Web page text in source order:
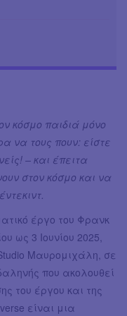
κόσμο παιδιά μόνο
να τους πουν: είστε
– και έπειτα
στον κόσμο και να
έργο του Φρανκ
ως 3 Ιουνίου 2025,
Μαυρομιχάλη, σε
που ακολουθεί
του έργου και της
είναι μια